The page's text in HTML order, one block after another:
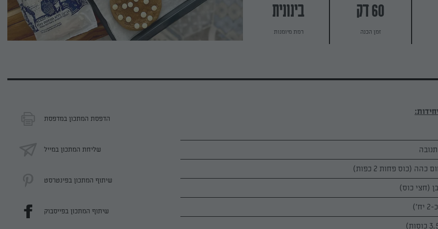
60 דק
זמן הכנה
בינונית
רמת מיומנות
הדפסת המתכון במדפסת
שליחת המתכון במייל
שיתוף המתכון בפינטרסט
שיתוף המתכון בפייסבוק